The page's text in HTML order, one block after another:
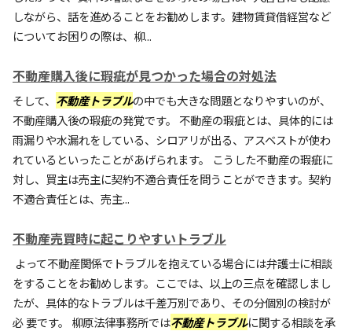
しながら、話を進めることをお勧めします。建物賃貸借経営など
についてお困りの際は、柳...
不動産購入後に瑕疵が見つかった場合の対処法
そして、 不動産トラブルの中でも大きな問題となりやすいのが、
不動産購入後の瑕疵の発覚です。 不動産の瑕疵とは、具体的には
雨漏りや水漏れをしている、シロアリが出る、アスベストが使わ
れているといったことがあげられます。 こうした不動産の瑕疵に
対し、買主は売主に契約不適合責任を問うことができます。契約
不適合責任とは、売主...
不動産売買時に起こりやすいトラブル
よって不動産関係でトラブルを抱えている場合には弁護士に相談
をすることをお勧めします。ここでは、以上の三点を確認しまし
たが、具体的なトラブルは千差万別であり、その分個別の検討が
必 要です。 柳原法律事務所では不動産トラブルに関する相談を承